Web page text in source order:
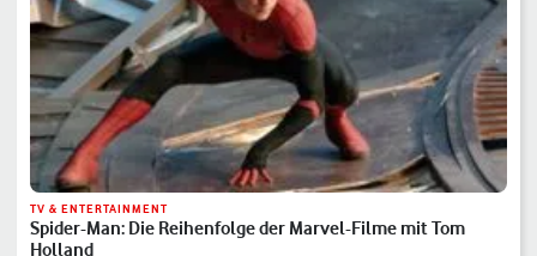
TV & ENTERTAINMENT
Spider-Man: Die Reihenfolge der Marvel-Filme mit Tom
Holland